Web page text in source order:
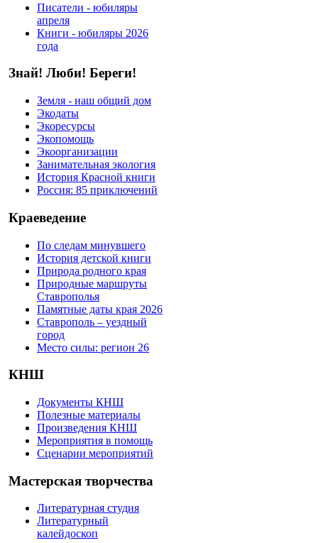
Писатели - юбиляры
апреля
Книги - юбиляры 2026
года
Знай! Люби! Береги!
Земля - наш общий дом
Экодаты
Экоресурсы
Экопомощь
Экоорганизации
Занимательная экология
История Красной книги
Россия: 85 приключений
Краеведение
По следам минувшего
История детской книги
Природа родного края
Природные маршруты
Ставрополья
Памятные даты края 2026
Ставрополь – уездный
город
Место силы: регион 26
КНШ
Документы КНШ
Полезные материалы
Произведения КНШ
Мероприятия в помощь
Сценарии мероприятий
Мастерская творчества
Литературная студия
Литературный
калейдоскоп